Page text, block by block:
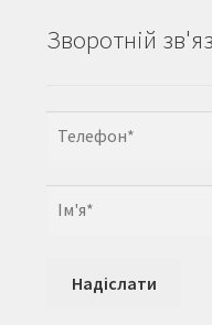
Зворотній